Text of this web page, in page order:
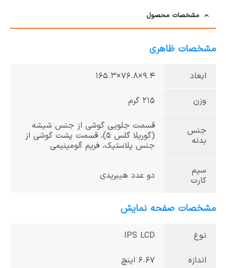
مشخصات محصول
مشخصات ظاهری
ابعاد 9.4×76.8×165.3
وزن 215 گرم
جنس
بدنه
قسمت جلویی گوشی از جنس شیشه
(گوریلا گلس 5)، قسمت پشت گوشی از
جنس پلاستیک، فریم آلومینیمی
سیم
کارت
دو عدد هیبریدی
مشخصات صفحه نمایش
نوع IPS LCD
اندازه 6.67 اینچ